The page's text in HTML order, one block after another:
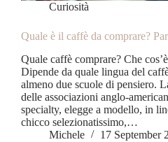
Curiosità
Quale è il caffè da comprare?
Quale caffè comprare? Che
Dipende da quale lingua del
almeno due scuole di pensiero.
delle associazioni anglo-
specialty, elegge a modello, in
chicco selezionatissimo,…
Michele
17 September